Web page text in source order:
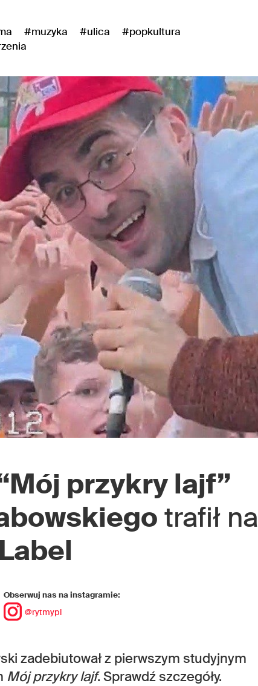
#muzyka #ulica
#popkultura
przykry lajf”
trafił na
Obserwuj nas na instagramie:
@rytmypl
zadebiutował z pierwszym studyjnym
Mój przykry lajf. Sprawdź szczegóły.